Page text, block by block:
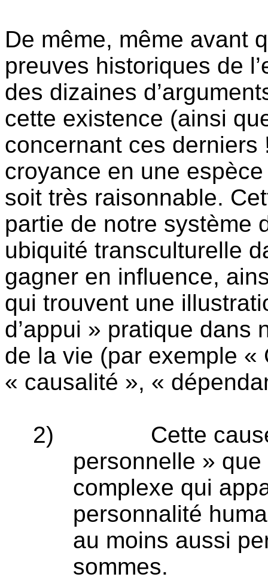
De même, même avant
preuves historiques de
des dizaines
cette existence (ainsi
concernant ces derniers
croyance en une
soit très raisonnable.
partie de notre système
ubiquité transculturelle
gagner en influence,
qui trouvent une
d’appui » pratique dans
de la vie (par exemple «
« causalité », «
2)
Cette
personnelle »
complexe qui
personnalité
au moins aussi
sommes.